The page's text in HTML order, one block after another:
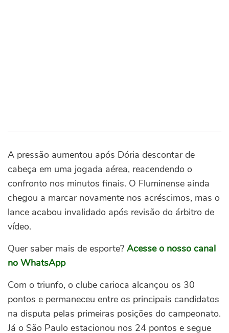
A pressão aumentou após Dória descontar de
cabeça em uma jogada aérea, reacendendo o
confronto nos minutos finais. O Fluminense ainda
chegou a marcar novamente nos acréscimos, mas o
lance acabou invalidado após revisão do árbitro de
vídeo.
Quer saber mais de esporte? Acesse o nosso canal
no WhatsApp
Com o triunfo, o clube carioca alcançou os 30
pontos e permaneceu entre os principais candidatos
na disputa pelas primeiras posições do campeonato.
Já o São Paulo estacionou nos 24 pontos e segue